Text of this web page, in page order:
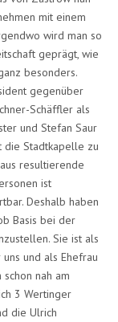
mit einem
wird man so
geprägt, wie
besonders.
gegenüber
Schäffler als
und Stefan Saur
die Stadtkapelle zu
resultierende
ist
Deshalb haben
Basis bei der
Sie ist als
und als Ehefrau
nah am
3 Wertinger
die Ulrich